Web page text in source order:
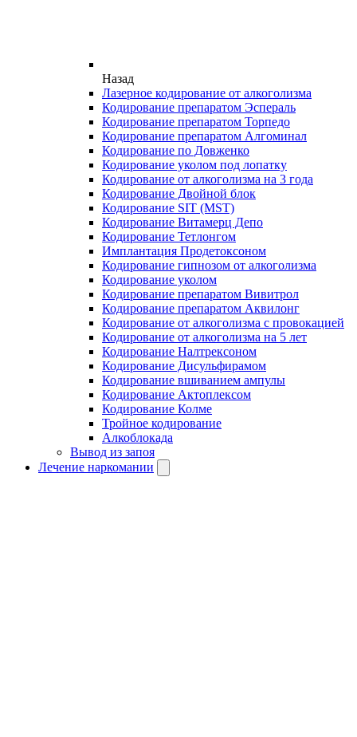
Назад
Лазерное кодирование от алкоголизма
Кодирование препаратом Эспераль
Кодирование препаратом Торпедо
Кодирование препаратом Алгоминал
Кодирование по Довженко
Кодирование уколом под лопатку
Кодирование от алкоголизма на 3 года
Кодирование Двойной блок
Кодирование SIT (MST)
Кодирование Витамерц Депо
Кодирование Тетлонгом
Имплантация Продетоксоном
Кодирование гипнозом от алкоголизма
Кодирование уколом
Кодирование препаратом Вивитрол
Кодирование препаратом Аквилонг
Кодирование от алкоголизма с провокацией
Кодирование от алкоголизма на 5 лет
Кодирование Налтрексоном
Кодирование Дисульфирамом
Кодирование вшиванием ампулы
Кодирование Актоплексом
Кодирование Колме
Тройное кодирование
Алкоблокада
Вывод из запоя
Лечение наркомании